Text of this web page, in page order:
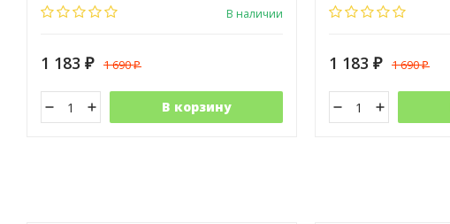
В наличии
1 183 ₽ 1 690₽
В корзину
1 183 ₽ 1 690₽